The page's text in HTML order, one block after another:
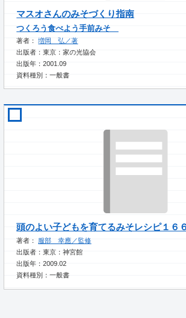
マスオさんのみそづくり指南
つくろう食べよう手前みそ
著者：増岡 弘／著
出版者：東京：家の光協会
出版年：2001.09
資料種別：一般書
頭のよい子どもを育てるみそレシピ１６６
著者： 服部 幸應／監修
出版者：東京：神宮館
出版年：2009.02
資料種別：一般書